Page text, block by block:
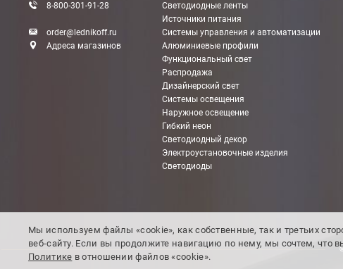
Вы можете оплатить заказ непосредственно при
ВНИМАНИЕ! Оплата при получении возможна только
Безналичная оплата по счету
Вы можете оплатить заказ по выставленному счету в
После получения оплаты счета с Вами свяжется
Самовывоз
Вы можете самостоятельно забрать заказ в одном из
8-800-301-91-28
order@lednikoff.ru
Адреса магазинов
Светодиодные ленты
Источники питания
Системы управления и автоматизации
Алюминиевые профили
Функциональный свет
Распродажа
Дизайнерский свет
Системы освещения
Наружное освещение
Гибкий неон
Светодиодный декор
Электроустановочные изделия
Светодиоды
Мы используем файлы «cookie», как собственные, так и третьих
веб-сайту. Если вы продолжите навигацию по нему, мы сочтем,
Политике в отношении файлов «cookie».